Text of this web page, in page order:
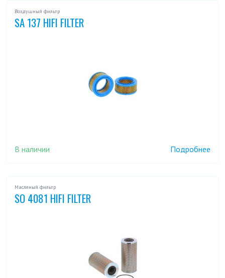
Воздушный фильтр
SA 137 HIFI FILTER
В наличии Подробнее
Масляный фильтр
SO 4081 HIFI FILTER